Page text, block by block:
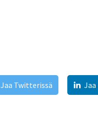
Jaa Twitterissä Jaa